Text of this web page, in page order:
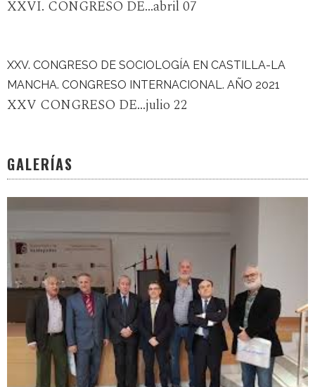
XXVI. CONGRESO DE...abril 07
XXV. CONGRESO DE SOCIOLOGÍA EN CASTILLA-LA
MANCHA. CONGRESO INTERNACIONAL. AÑO 2021
XXV CONGRESO DE...julio 22
GALERÍAS